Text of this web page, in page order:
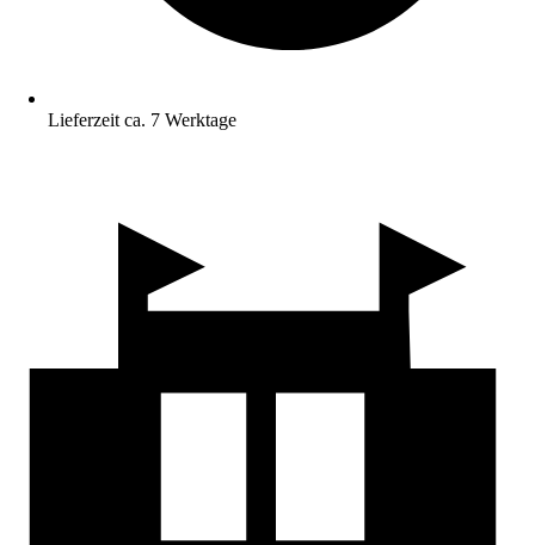
Lieferzeit ca. 7 Werktage